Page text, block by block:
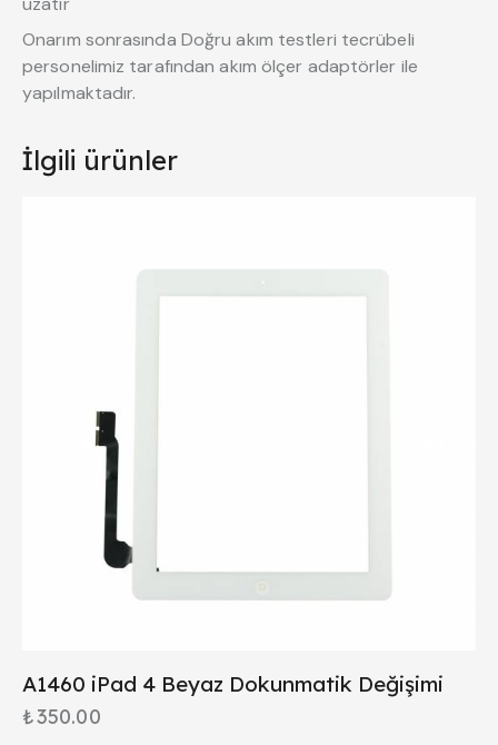
Onarım sonrasında Doğru akım testleri tecrübeli
personelimiz tarafından akım ölçer adaptörler ile
yapılmaktadır.
İlgili ürünler
A1460 iPad 4 Beyaz Dokunmatik Değişimi
₺350.00